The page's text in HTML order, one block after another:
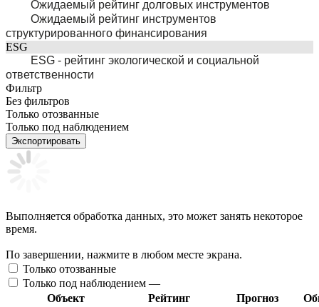
Ожидаемый рейтинг долговых инструментов
Ожидаемый рейтинг инструментов
структурированного финансирования
ESG
ESG - рейтинг экологической и социальной
ответственности
Фильтр
Без фильтров
Только отозванные
Только под наблюдением
Экспортировать
Выполняется обработка данных, это может занять некоторое
время.
По завершении, нажмите в любом месте экрана.
Только отозванные
Только под наблюдением —
Объект
Рейтинг Прогноз